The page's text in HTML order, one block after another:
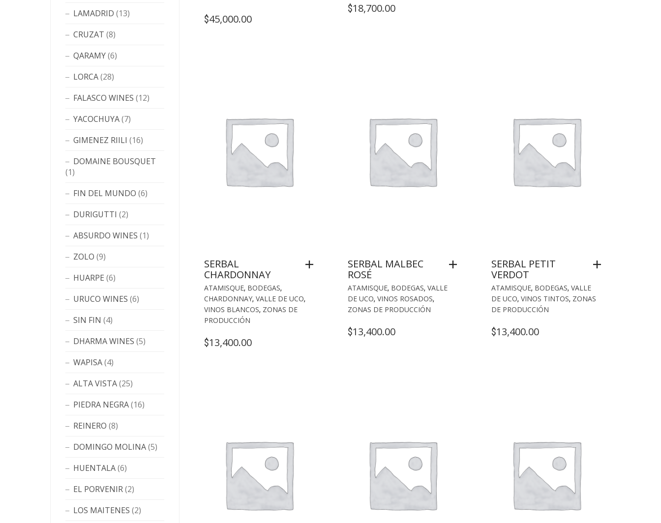
$45,000.00
$18,700.00
SERBAL
CHARDONNAY
ATAMISQUE, BODEGAS,
CHARDONNAY, VALLE DE UCO,
VINOS BLANCOS, ZONAS DE
PRODUCCIÓN
$13,400.00
SERBAL MALBEC
ROSÉ
ATAMISQUE, BODEGAS, VALLE
DE UCO, VINOS ROSADOS,
ZONAS DE PRODUCCIÓN
$13,400.00
SERBAL PETIT
VERDOT
ATAMISQUE, BODEGAS,VALLE
DE UCO,VINOS TINTOS, ZONAS
DE PRODUCCIÓN
$13,400.00
LAMADRID (13)
CRUZAT (8)
QARAMY(6)
LORCA(28)
FALASCO WINES (12)
YACOCHUYA(7)
GIMENEZ RIILI (16)
DOMAINE BOUSQUET
(1)
FIN DEL MUNDO (6)
DURIGUTTI (2)
ABSURDO WINES (1)
ZOLO (9)
HUARPE (6)
URUCO WINES (6)
SIN FIN (4)
DHARMA WINES (5)
WAPISA(4)
ALTA VISTA(25)
PIEDRA NEGRA(16)
REINERO (8)
DOMINGO MOLINA(5)
HUENTALA(6)
EL PORVENIR(2)
LOS MAITENES (2)